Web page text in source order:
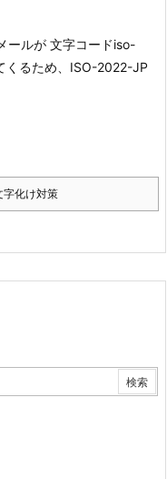
ールが 文字コードiso-
くるため、ISO-2022-JP
化け対策